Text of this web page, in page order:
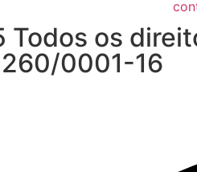
os
0001-16